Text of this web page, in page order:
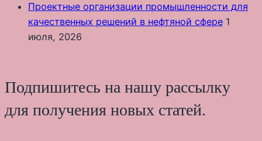
Проектные организации промышленности для
качественных решений в нефтяной сфере 1
июля, 2026
Подпишитесь на нашу рассылку
для получения новых статей.